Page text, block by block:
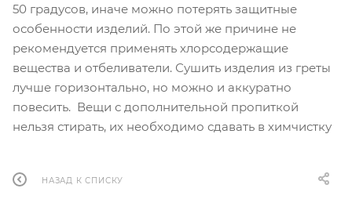
50 градусов, иначе можно потерять защитные
особенности изделий. По этой же причине не
рекомендуется применять хлорсодержащие
вещества и отбеливатели. Сушить изделия из греты
лучше горизонтально, но можно и аккуратно
повесить. Вещи с дополнительной пропиткой
нельзя стирать, их необходимо сдавать в химчистку
НАЗАД К СПИСКУ